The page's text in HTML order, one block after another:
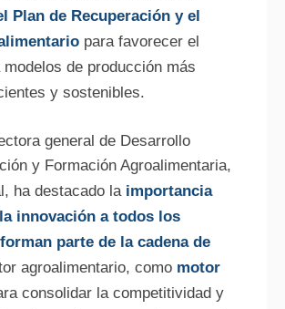
Plan de Recuperación y el
para favorecer el
de producción más
y sostenibles.
general de Desarrollo
y Formación Agroalimentaria,
ha destacado laimportancia
innovación a todos los
parte de la cadena de
agroalimentario, comomotor
consolidar la competitividad y